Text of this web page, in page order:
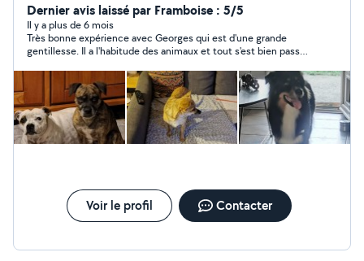
dresseur maître chien Je ne travail plus, je suis donc
entièrement disponible pour garder vos animaux et aller
les promener étant à côté de plusieurs lacs ! Étant en
maison, avec un jardin, j'ai l'espace nécessaire pour les
accueillir.
Dernier avis laissé par Framboise : 5/5
Il y a plus de 6 mois
Très bonne expérience avec Georges qui est d'une grande
gentillesse. Il a l'habitude des animaux et tout s'est bien passé
Voir le profil Contacter